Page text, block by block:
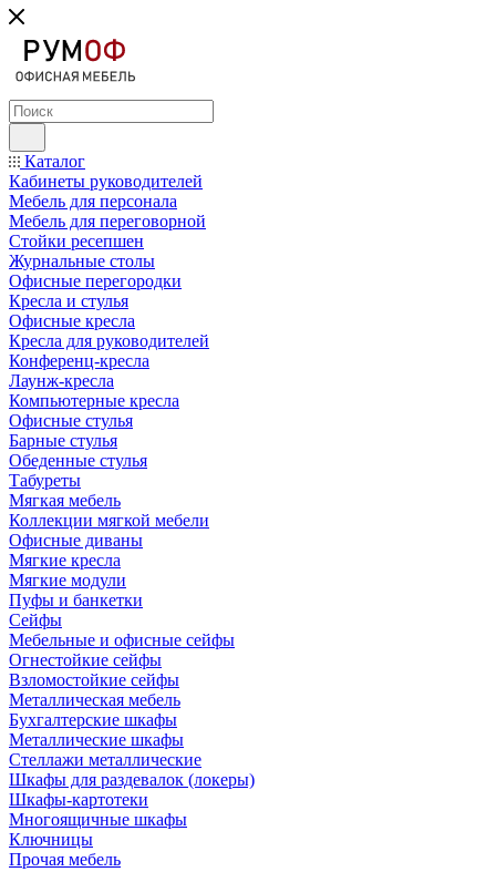
Каталог
Кабинеты руководителей
Мебель для персонала
Мебель для переговорной
Стойки ресепшен
Журнальные столы
Офисные перегородки
Кресла и стулья
Офисные кресла
Кресла для руководителей
Конференц-кресла
Лаунж-кресла
Компьютерные кресла
Офисные стулья
Барные стулья
Обеденные стулья
Табуреты
Мягкая мебель
Коллекции мягкой мебели
Офисные диваны
Мягкие кресла
Мягкие модули
Пуфы и банкетки
Сейфы
Мебельные и офисные сейфы
Огнестойкие сейфы
Взломостойкие сейфы
Металлическая мебель
Бухгалтерские шкафы
Металлические шкафы
Стеллажи металлические
Шкафы для раздевалок (локеры)
Шкафы-картотеки
Многоящичные шкафы
Ключницы
Прочая мебель